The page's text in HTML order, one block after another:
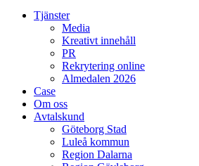
Tjänster
Media
Kreativt innehåll
PR
Rekrytering online
Almedalen 2026
Case
Om oss
Avtalskund
Göteborg Stad
Luleå kommun
Region Dalarna